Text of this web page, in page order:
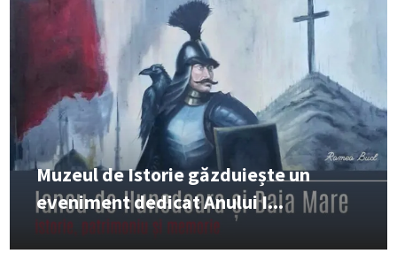
Muzeul de Istorie găzduiește un
eveniment dedicat Anului I...